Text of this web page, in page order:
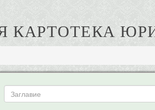
КАРТОТЕКА